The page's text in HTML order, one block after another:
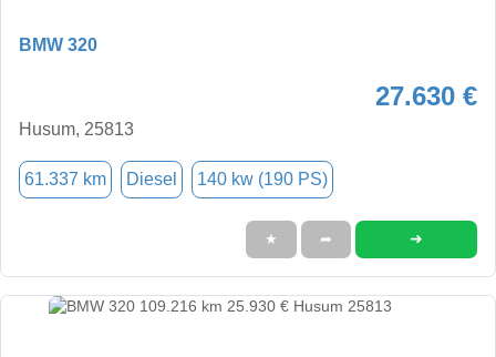
BMW 320
27.630 €
Husum, 25813
61.337 km Diesel 140 kw (190 PS)
★ ➦ ➜